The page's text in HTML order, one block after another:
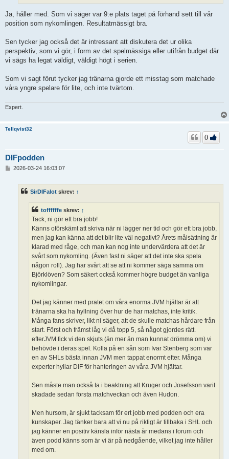
Ja, håller med. Som vi säger var 9:e plats taget på förhand sett till vår
position som nykomlingen. Resultatmässigt bra.
Sen tycker jag också det är intressant att diskutera det ur olika
perspektiv, som vi gör, i form av det spelmässiga eller utifrån budget där
vi sägs ha legat väldigt, väldigt högt i serien.
Som vi sagt förut tycker jag tränarna gjorde ett misstag som matchade
våra yngre spelare för lite, och inte tvärtom.
Expert.
Tellqvist32
DIFpodden
0
2026-03-24 16:03:07
SirDIFalot skrev: ↑
toffffffe skrev: ↑
Tack, ni gör ett bra jobb!
Känns oförskämt att skriva när ni lägger ner tid och gör ett bra jobb,
men jag kan känna att det blir lite väl negativt? Årets målsättning är
klarad med råge, och man kan nog inte undervärdera att det är
svårt som nykomling. (Även fast ni säger att det inte ska spela
någon roll). Jag har svårt att se att ni kommer säga samma om
Björklöven? Som säkert också kommer högre budget än vanliga
nykomlingar.
Det jag känner med pratet om våra enorma JVM hjältar är att
tränarna ska ha hyllning över hur de har matchas, inte kritik.
Många fans skriver, likt ni säger, att de skulle matchas hårdare från
start. Först och främst låg vi då topp 5, så något gjordes rätt.
efterJVM fick vi den skjuts (än mer än man kunnat drömma om) vi
behövde i deras spel. Kolla på en sån som Ivar Stenberg som var
en av SHLs bästa innan JVM men tappat enormt efter. Många
experter hyllar DIF för hanteringen av våra JVM hjältar.
Sen måste man också ta i beaktning att Kruger och Josefsson varit
skadade sedan första matchveckan och även Hudon.
Men hursom, är sjukt tacksam för ert jobb med podden och era
kunskaper. Jag tänker bara att vi nu på riktigt är tillbaka i SHL och
jag känner en positiv känsla inför nästa år medans i forum och
även podd känns som är vi är på nedgående, vilket jag inte håller
med om.